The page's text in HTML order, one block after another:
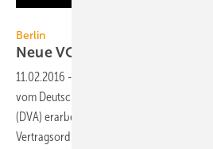
Berlin
Neue VOB Teil A und B
11.02.2016 -
vom Deutschen Vergabe- und
(DVA) erarbeiteten Abschnitte 1 bis 3 der
Vertragsordnung für Bauleistungen Teil A